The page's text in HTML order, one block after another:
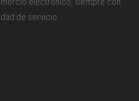
de servicio.